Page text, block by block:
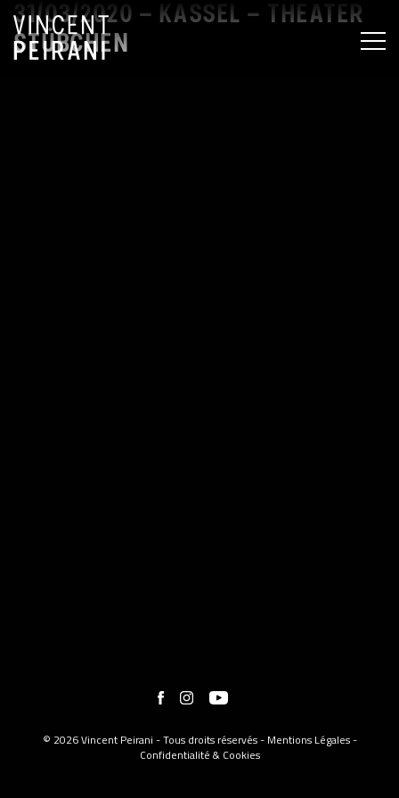
31/03/2020 – KASSEL – THEATER
STÜBCHEN
© 2026 Vincent Peirani - Tous droits réservés - Mentions Légales-
Confidentialité & Cookies